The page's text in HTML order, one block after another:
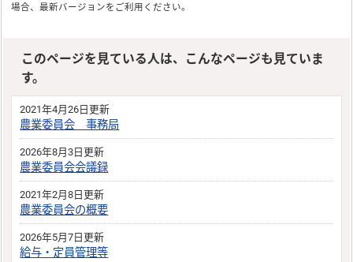
場合、最新バージョンをご利用ください。
このページを見ている人は、こんなページも見ていま
す。
2021年4月26日更新
農業委員会 事務局
2026年8月3日更新
農業委員会会議録
2021年2月8日更新
農業委員会の概要
2026年5月7日更新
給与・定員管理等